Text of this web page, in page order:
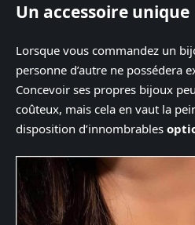
Un accessoire unique
Lorsque vous commandez un
personne d’autre ne possédera
Concevoir ses propres bijoux
coûteux, mais cela en vaut la
disposition d’innombrables